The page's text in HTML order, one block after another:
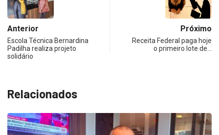
Anterior
Escola Técnica Bernardina
Padilha realiza projeto
solidário
Próximo
Receita Federal paga hoje
o primeiro lote de…
Relacionados